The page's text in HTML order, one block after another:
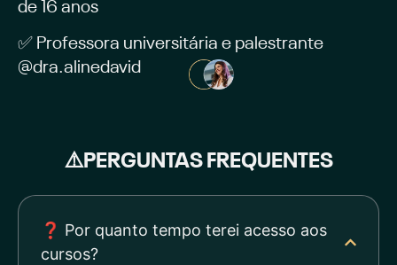
de 16 anos
✅ Professora universitária e palestrante
@dra.alinedavid
⚠️PERGUNTAS FREQUENTES
❓ Por quanto tempo terei acesso aos
cursos?